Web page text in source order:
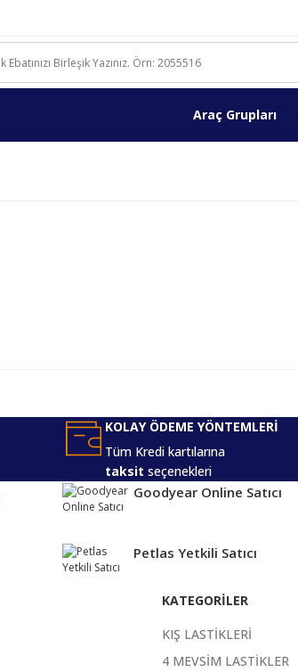
Araç Grupları
KOLAY ÖDEME YÖNTEMLERİ
Tüm Kredi kartılarına
taksit seçenekleri
Goodyear Online Satıcı
Petlas Yetkili Satıcı
KATEGORİLER
KIŞ LASTİKLERİ
4 MEVSİM LASTİKLER